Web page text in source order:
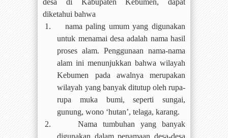
desa di Kabupaten Kebumen, dapat
diketahui bahwa
1.
nama paling umum yang digunakan
untuk menamai desa adalah nama hasil
proses alam. Penggunaan nama-nama
alam ini menunjukkan bahwa wilayah
Kebumen pada awalnya merupakan
wilayah yang banyak ditutup oleh rupa-
rupa muka bumi, seperti sungai,
gunung, wono ‘hutan’, telaga, karang.
2.
Nama tumbuhan yang banyak
digunakan dalam penamaan desa-desa